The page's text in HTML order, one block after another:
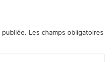
publiée. Les champs obligatoires